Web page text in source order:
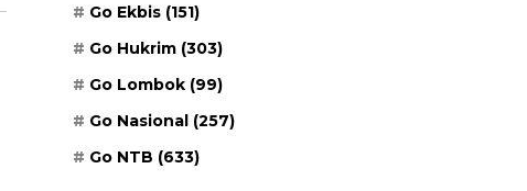
Go Ekbis (151)
Go Hukrim (303)
Go Lombok (99)
Go Nasional (257)
Go NTB (633)